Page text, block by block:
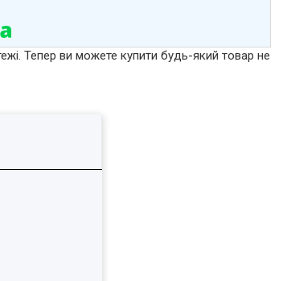
Тепер ви можете купити будь-який товар не